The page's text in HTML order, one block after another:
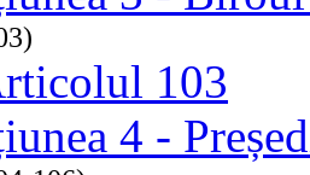
103
4 -